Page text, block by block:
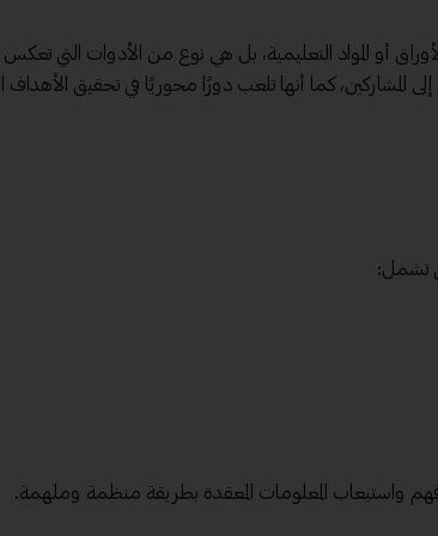
أو المواد التعليمية، بل هي نوع من الأدوات التي تعكس
المشاركين، كما أنها تلعب دورًا محوريًا في تحقيق الأهداف
تشمل:
واستيعاب المعلومات المعقدة بطريقة منظمة وملهمة.